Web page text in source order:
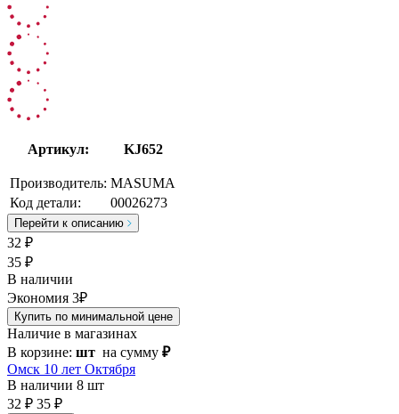
Артикул: KJ652
Производитель: MASUMA
Код детали:
00026273
Перейти к описанию
32 ₽
35 ₽
В наличии
Экономия 3₽
Купить по минимальной цене
Наличие в магазинах
В корзине: шт на сумму ₽
Омск 10 лет Октября
В наличии 8 шт
32 ₽ 35 ₽